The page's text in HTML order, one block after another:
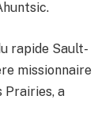
rapide Sault-
missionnaire
Prairies, a